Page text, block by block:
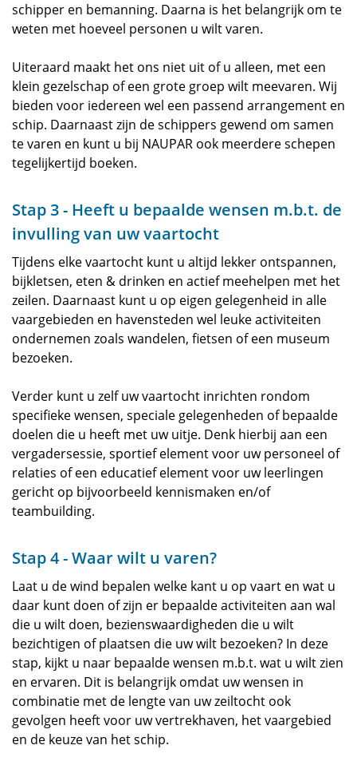
schipper en bemanning. Daarna is het belangrijk om te
weten met hoeveel personen u wilt varen.
Uiteraard maakt het ons niet uit of u alleen, met een
klein gezelschap of een grote groep wilt meevaren. Wij
bieden voor iedereen wel een passend arrangement en
schip. Daarnaast zijn de schippers gewend om samen
te varen en kunt u bij NAUPAR ook meerdere schepen
tegelijkertijd boeken.
Stap 3 - Heeft u bepaalde wensen m.b.t. de
invulling van uw vaartocht
Tijdens elke vaartocht kunt u altijd lekker ontspannen,
bijkletsen, eten & drinken en actief meehelpen met het
zeilen. Daarnaast kunt u op eigen gelegenheid in alle
vaargebieden en havensteden wel leuke activiteiten
ondernemen zoals wandelen, fietsen of een museum
bezoeken.
Verder kunt u zelf uw vaartocht inrichten rondom
specifieke wensen, speciale gelegenheden of bepaalde
doelen die u heeft met uw uitje. Denk hierbij aan een
vergadersessie, sportief element voor uw personeel of
relaties of een educatief element voor uw leerlingen
gericht op bijvoorbeeld kennismaken en/of
teambuilding.
Stap 4 - Waar wilt u varen?
Laat u de wind bepalen welke kant u op vaart en wat u
daar kunt doen of zijn er bepaalde activiteiten aan wal
die u wilt doen, bezienswaardigheden die u wilt
bezichtigen of plaatsen die uw wilt bezoeken? In deze
stap, kijkt u naar bepaalde wensen m.b.t. wat u wilt zien
en ervaren. Dit is belangrijk omdat uw wensen in
combinatie met de lengte van uw zeiltocht ook
gevolgen heeft voor uw vertrekhaven, het vaargebied
en de keuze van het schip.